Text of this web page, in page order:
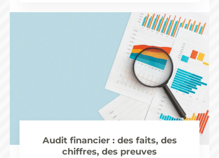
Audit financier : des faits, des
chiffres, des preuves